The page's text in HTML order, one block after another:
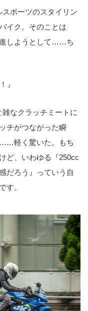
ポーツのスタイリン
イク。そのことは
しようとして……ち
』
なクラッチミートに
チがつながった瞬
軽く驚いた。もち
ど、いわゆる『250cc
だろう』っていう自
す。